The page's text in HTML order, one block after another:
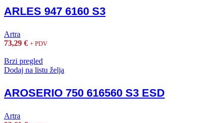
ARLES 947 6160 S3
Artra
73,29 € + PDV
Brzi pregled
Dodaj na listu želja
AROSERIO 750 616560 S3 ESD
Artra